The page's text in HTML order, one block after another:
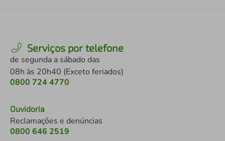
Serviços por telefone
de segunda a sábado das
08h às 20h40 (Exceto feriados)
0800 724 4770
Ouvidoria
Reclamações e denúncias
0800 646 2519